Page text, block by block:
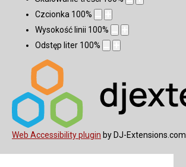
Czcionka 100%
Wysokość linii 100%
Odstęp liter 100%
Web Accessibility plugin by DJ-Extensions.com